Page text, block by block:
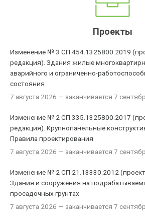
Проекты
Изменение № 3 СП 454.1325800.2019
редакция). Здания жилые
аварийного и ограниченно-
состояния
7 августа 2026 — заканчивается 7
Изменение № 2 СП 335.1325800.2017
редакция). Крупнопанельные
Правила проектирования
7 августа 2026 — заканчивается 7
Изменение № 2 СП 21.13330.2012
Здания и сооружения на
просадочных грунтах
7 августа 2026 — заканчивается 7